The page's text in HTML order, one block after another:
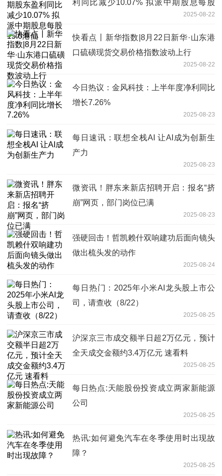
利同比减少10.07% 拟派中期股息每股
2025-08-22
快看点丨新华指数|8月22日新华·山东港
口硫磺现货交易价格指数波动上行
2025-08-22
今日热议：金风科技：上半年度净利同比
增长7.26%
2025-08-23
每日速讯：联想全栈AI 让AI成为创新生
产力
2025-08-23
微资讯！胖东来新店招聘开启：报名“挤
崩”网页，部门岗位已满
2025-08-23
强硬回击！哲凯赖什双响建功后面向镜头
做出梳头发的动作
2025-08-24
每日热门：2025年小米AI龙头股上市公
司，请查收（8/22）
2025-08-25
沪深京三市成交额半日超2万亿元，预计
全天成交金额约3.4万亿元 速看料
2025-08-25
每日热点:天能股份投资成立两家新能源
公司
2025-08-25
热讯:如何避免汽车在冬季使用时出现故
障？
2025-08-25